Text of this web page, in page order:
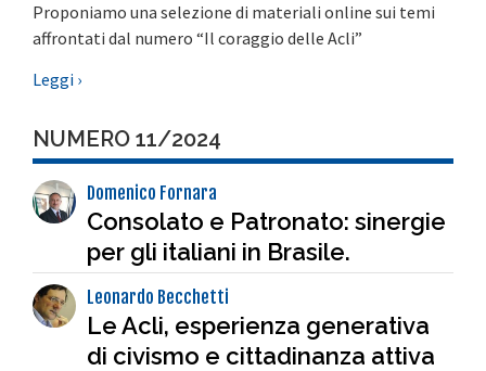
Proponiamo una selezione di materiali online sui temi
affrontati dal numero “Il coraggio delle Acli”
Leggi ›
NUMERO 11/2024
Domenico Fornara
Consolato e Patronato: sinergie
per gli italiani in Brasile.
Leonardo Becchetti
Le Acli, esperienza generativa
di civismo e cittadinanza attiva